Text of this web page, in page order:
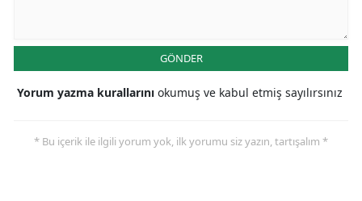
GÖNDER
Yorum yazma kurallarını okumuş ve kabul etmiş sayılırsınız
* Bu içerik ile ilgili yorum yok, ilk yorumu siz yazın, tartışalım *